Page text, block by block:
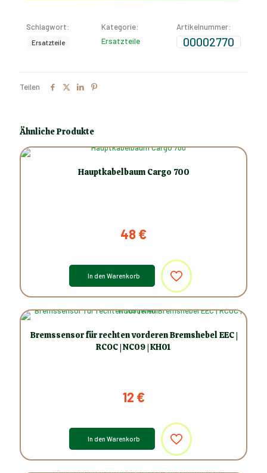
Schlagwort:
Ersatzteile
Kategorie:
Ersatzteile
Artikelnummer:
00002770
Teilen
Ähnliche Produkte
Hauptkabelbaum Cargo 700
48 €
In den Warenkorb
Bremssensor für rechten vorderen Bremshebel EEC |
RCOC | NC09 | KH01
12 €
In den Warenkorb